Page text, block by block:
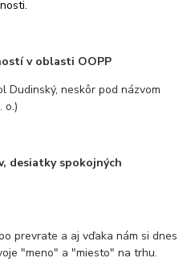
v oblasti OOPP
Dudinský, neskôr pod názvom
o.)
desiatky spokojných
prevrate a aj vďaka nám si dnes
"meno" a "miesto" na trhu.